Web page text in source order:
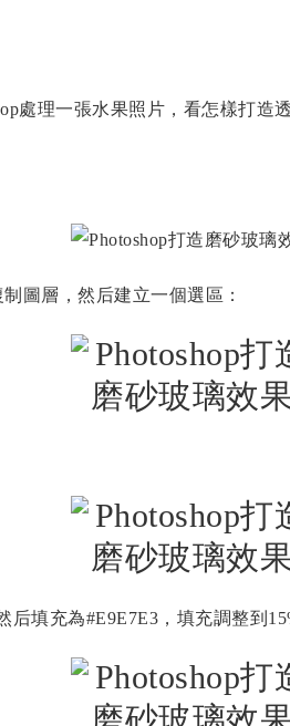
理一張水果照片，看怎樣打造
層，然后建立一個選區：
填充為#E9E7E3，填充調整到